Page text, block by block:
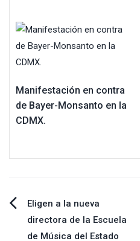
Manifestación en contra
de Bayer-Monsanto en la
CDMX.
Navegación
de
Eligen a la nueva
directora de la Escuela
de Música del Estado